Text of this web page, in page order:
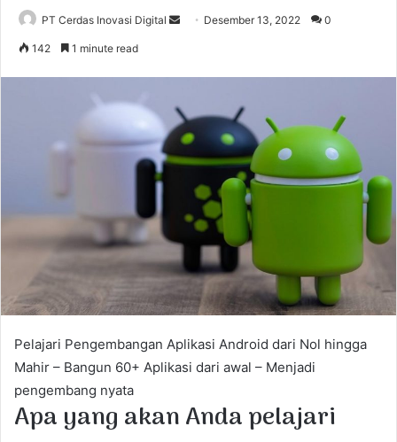
PT Cerdas Inovasi Digital
a
n
e
m
Desember 13, 2022 0
142 1 minute read
Pelajari Pengembangan Aplikasi Android dari Nol hingga
Mahir – Bangun 60+ Aplikasi dari awal – Menjadi
pengembang nyata
Apa yang akan Anda pelajari